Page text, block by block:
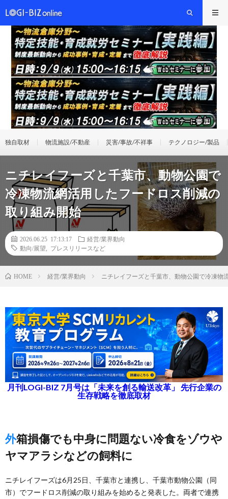
独自取材 物流施設/不動産 災害/事故/不祥事 テクノロジー/製品
ニチレイフーズと千葉市、動物公園で
冷凍物流網活用したフードロス削減の
取り組み開始
2026.06.25 17:13:17
経営/業界動向
動向/展望
プレスリリースなど
HOME 経営/業界動向 ニチレイフーズと千葉市、動物公園で冷凍物
月刊LOGI-BIZ 7月号は「未来を創る輸送改革」 先行企業の
生存戦略を徹底取材
外箱損傷でも中身に問題ない冷食をゾウや
ヤマアラシなどの飼料に
ニチレイフーズは6月25日、千葉市と連携し、千葉市動物公園（同
市）でフードロス削減の取り組みを始めると発表した。両者で連携